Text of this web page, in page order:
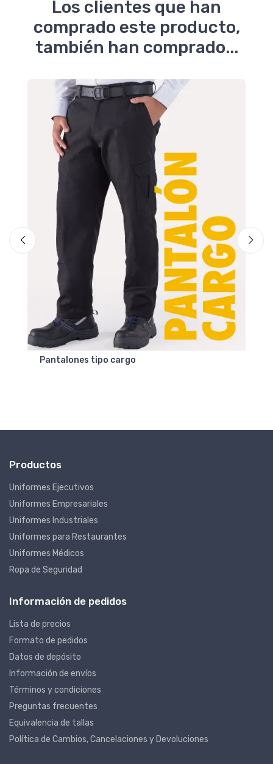
Los clientes que han
comprado este producto,
también han comprado...
Pantalones tipo cargo
Productos
Uniformes Ejecutivos
Uniformes Empresariales
Uniformes Industriales
Uniformes para Restaurantes
Uniformes Médicos
Ropa de Seguridad
Información de pedidos
Lista de precios
Formato de pedidos
Datos de depósito
Información de envíos
Términos y condiciones
Preguntas frecuentes
Equivalencia de tallas
Política de Cambios, Cancelaciones y Devoluciones